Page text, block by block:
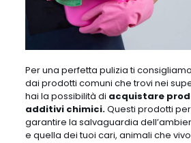
Per una perfetta pulizia ti
dai prodotti comuni che trovi nei
hai la possibilità di acquistare
additivi chimici.Questi prodotti
garantire la salvaguardia
e quella dei tuoi cari, animali che